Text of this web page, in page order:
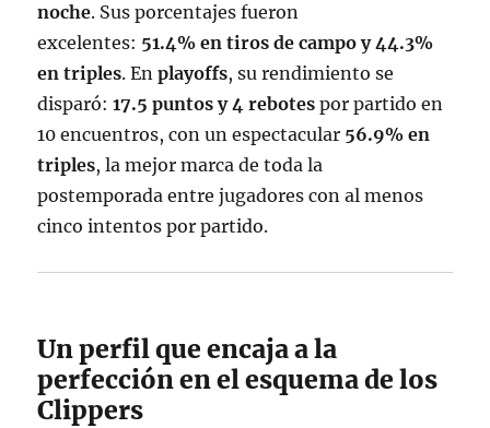
noche. Sus porcentajes fueron
excelentes: 51.4% en tiros de campo y 44.3%
en triples. Enplayoffs, su rendimiento se
disparó:17.5 puntos y 4 rebotes por partido en
10 encuentros, con un espectacular 56.9% en
triples, la mejor marca de toda la
postemporada entre jugadores con al menos
cinco intentos por partido.
Un perfil que encaja a la
perfección en el esquema de los
Clippers